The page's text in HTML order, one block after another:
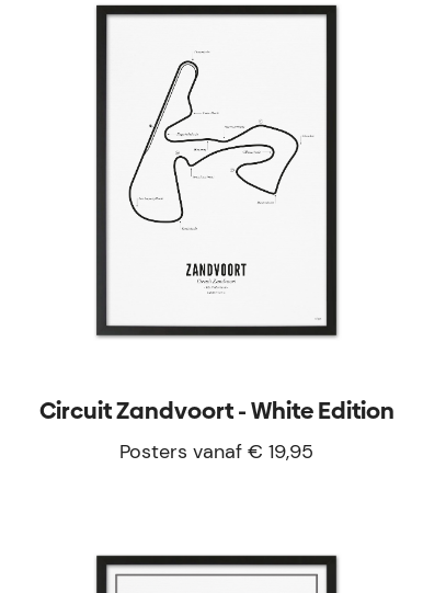
Circuit Zandvoort - White Edition
Posters vanaf € 19,95